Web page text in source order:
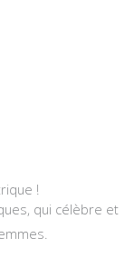
!
qui célèbre et